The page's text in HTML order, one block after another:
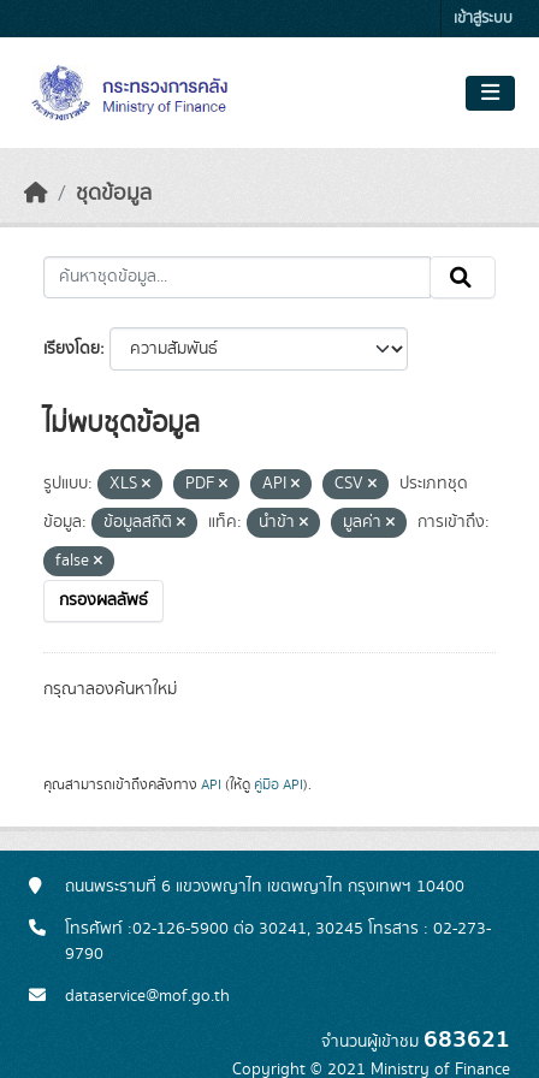
เข้าสู่ระบบ
ชุดข้อมูล
เรียงโดย
ไม่พบชุดข้อมูล
รูปแบบ: XLS PDF API CSV
ประเภทชุด
ข้อมูล:
ข้อมูลสถิติ แท็ค: นำข้า มูลค่า
การเข้าถึง:
false
กรองผลลัพธ์
กรุณาลองค้นหาใหม่
คุณสามารถเข้าถึงคลังทาง API (ให้ดู คู่มือ API).
ถนนพระรามที่ 6 แขวงพญาไท เขตพญาไท กรุงเทพฯ 10400
โทรศัพท์ :02-126-5900 ต่อ 30241, 30245 โทรสาร : 02-273-
9790
dataservice@mof.go.th
จำนวนผู้เข้าชม 683621
Copyright © 2021 Ministry of Finance